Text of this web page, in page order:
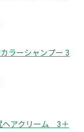
ラーシャンプー 3
アクリーム 3＋